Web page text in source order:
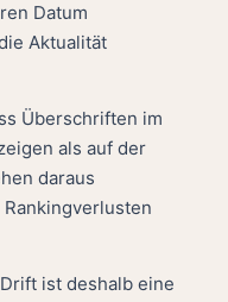
Datum
Aktualität
Überschriften im
als auf der
daraus
ist deshalb eine